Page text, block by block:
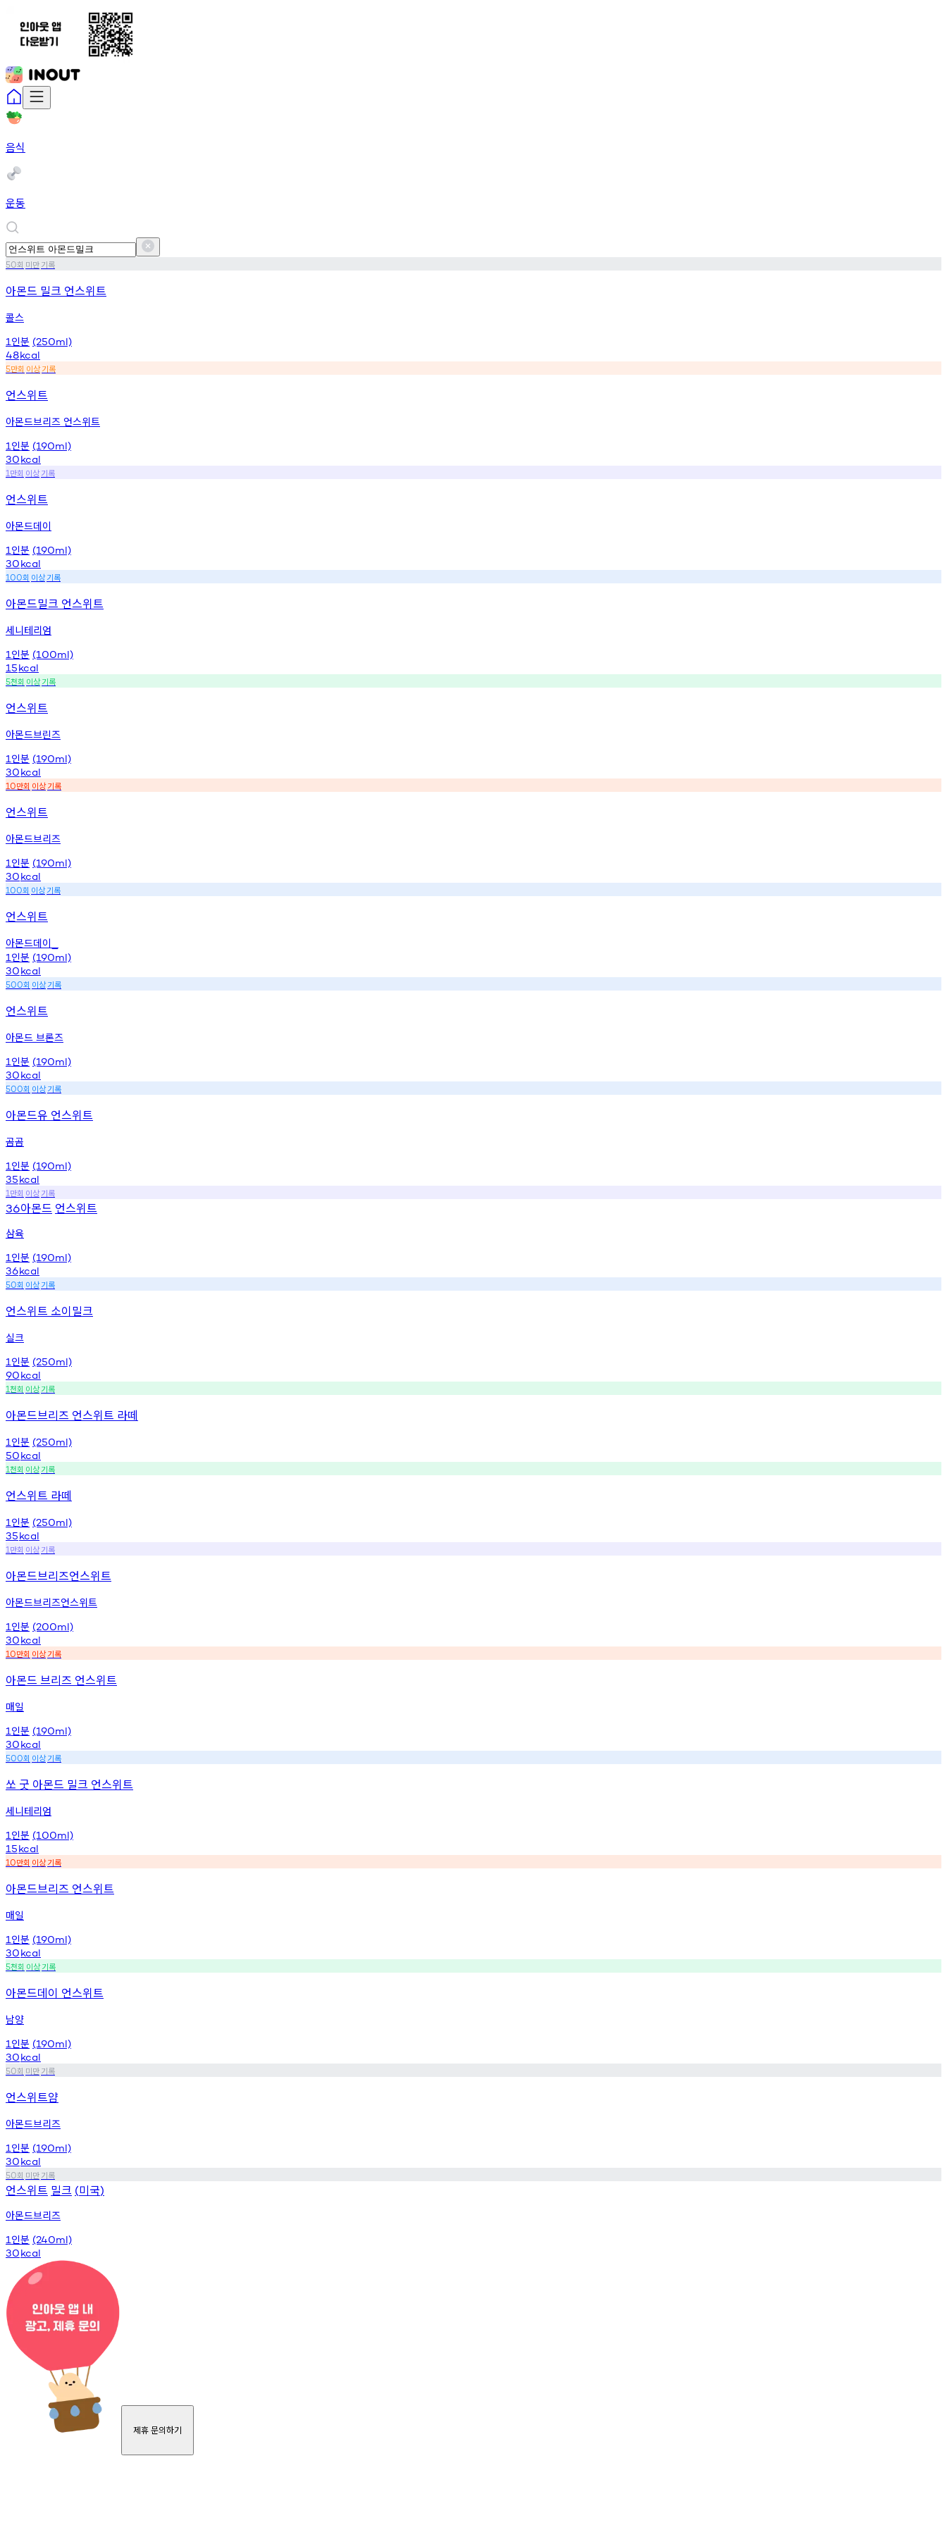
음식
운동
50회 미만기록
아몬드 밀크 언스위트
콜스
1 인분 (250ml)
48kcal
5만회 이상기록
언스위트
아몬드브리즈 언스위트
1 인분 (190ml)
30kcal
1 만회 이상기록
언스위트
아몬드데이
1 인분 (190ml)
30kcal
100회 이상기록
아몬드밀크 언스위트
세니테리엄
1 인분 (100ml)
15kcal
5천회 이상기록
언스위트
아몬드브린즈
1 인분 (190ml)
30kcal
10만회 이상기록
언스위트
아몬드브리즈
1 인분 (190ml)
30kcal
100회 이상기록
언스위트
아몬드데이
1 인분 (190ml)
30kcal
500회 이상기록
언스위트
아몬드 브론즈
1 인분 (190ml)
30kcal
500회 이상기록
아몬드유 언스위트
곰곰
1 인분 (190ml)
35kcal
1 만회 이상기록
36아몬드 언스위트
삼육
1 인분 (190ml)
36kcal
50회 이상기록
언스위트 소이밀크
실크
1 인분 (250ml)
90kcal
1천회 이상기록
아몬드브리즈 언스위트 라떼
1 인분 (250ml)
50kcal
1천회 이상기록
언스위트 라떼
1 인분 (250ml)
35kcal
1 만회 이상기록
아몬드브리즈언스위트
아몬드브리즈언스위트
1 인분 (200ml)
30kcal
10만회 이상기록
아몬드 브리즈 언스위트
매일
1 인분 (190ml)
30kcal
500회 이상기록
쏘 굿 아몬드 밀크 언스위트
세니테리엄
1 인분 (100ml)
15kcal
10만회 이상기록
아몬드브리즈 언스위트
매일
1 인분 (190ml)
30kcal
5천회 이상기록
아몬드데이 언스위트
남양
1 인분 (190ml)
30kcal
50회 미만기록
언스위트얌
아몬드브리즈
1 인분 (190ml)
30kcal
50회 미만기록
언스위트 밀크 (미국)
아몬드브리즈
1 인분 (240ml)
30kcal
제휴 문의하기